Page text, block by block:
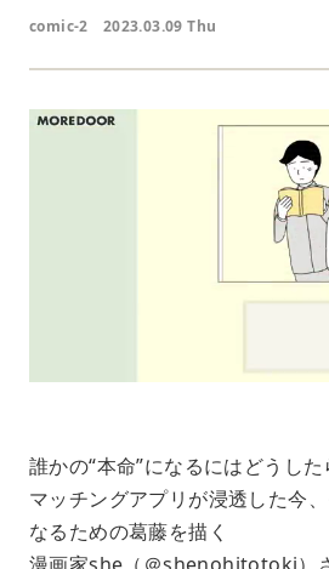
comic-2 2023.03.09 Thu
誰かの“本命”になるにはどうし
マッチングアプリが浸透した今
なるための葛藤を描く